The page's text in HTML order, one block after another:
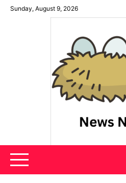
SkipSunday, August 9, 2026
News Nest